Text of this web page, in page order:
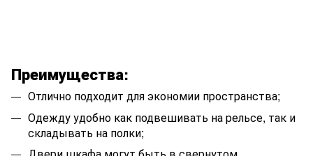
Преимущества:
Отлично подходит для экономии пространства;
Одежду удобно как подвешивать на рельсе, так и
складывать на полки;